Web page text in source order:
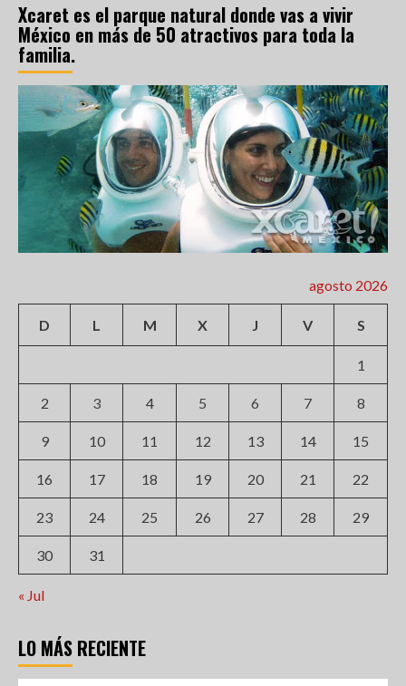
Xcaret es el parque natural donde vas a vivir
México en más de 50 atractivos para toda la
familia.
agosto 2026
D L M X J V S
1
2 3 4 5 6 7 8
9 10 11 12 13 14 15
16 17 18 19 20 21 22
23 24 25 26 27 28 29
30 31
« Jul
LO MÁS RECIENTE